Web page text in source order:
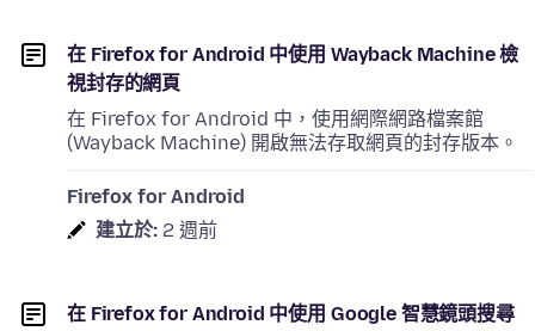
在 Firefox for Android 中使用 Wayback Machine 檢
視封存的網頁
在 Firefox for Android 中，使用網際網路檔案館
(Wayback Machine) 開啟無法存取網頁的封存版本。
Firefox for Android
建立於: 2 週前
在 Firefox for Android 中使用 Google 智慧鏡頭搜尋